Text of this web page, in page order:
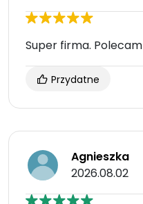
Super firma. Polecam
Przydatne
Agnieszka
2026.08.02